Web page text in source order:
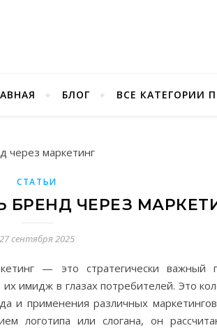
БЛОГ ВСЕ КАТЕГОРИИ
СТАТЬИ
БРЕНД ЧЕРЕЗ
27 сентября 2025
— это стратегически важный
имидж в глазах потребителей. Это
и применения различных
логотипа или слогана, он